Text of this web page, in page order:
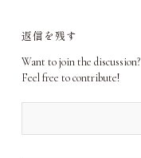
返信を残す
Want to join the discussion?
Feel free to contribute!